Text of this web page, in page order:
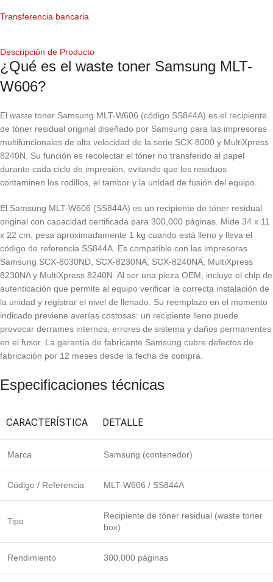
Transferencia bancaria
Descripción de Producto
¿Qué es el waste toner Samsung MLT-
W606?
El waste toner Samsung MLT-W606 (código SS844A) es el recipiente
de tóner residual original diseñado por Samsung para las impresoras
multifuncionales de alta velocidad de la serie SCX-8000 y MultiXpress
8240N. Su función es recolectar el tóner no transferido al papel
durante cada ciclo de impresión, evitando que los residuos
contaminen los rodillos, el tambor y la unidad de fusión del equipo.
El Samsung MLT-W606 (SS844A) es un recipiente de tóner residual
original con capacidad certificada para 300,000 páginas. Mide 34 x 11
x 22 cm, pesa aproximadamente 1 kg cuando está lleno y lleva el
código de referencia SS844A. Es compatible con las impresoras
Samsung SCX-8030ND, SCX-8230NA, SCX-8240NA, MultiXpress
8230NA y MultiXpress 8240N. Al ser una pieza OEM, incluye el chip de
autenticación que permite al equipo verificar la correcta instalación de
la unidad y registrar el nivel de llenado. Su reemplazo en el momento
indicado previene averías costosas: un recipiente lleno puede
provocar derrames internos, errores de sistema y daños permanentes
en el fusor. La garantía de fabricante Samsung cubre defectos de
fabricación por 12 meses desde la fecha de compra.
Especificaciones técnicas
CARACTERÍSTICA DETALLE
Marca Samsung (contenedor)
Código / Referencia MLT-W606 / SS844A
Tipo
Recipiente de tóner residual (waste toner
box)
Rendimiento 300,000 páginas